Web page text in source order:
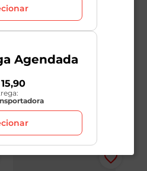
Produto Indisponível
Mix 200ml
Agendada
15,90